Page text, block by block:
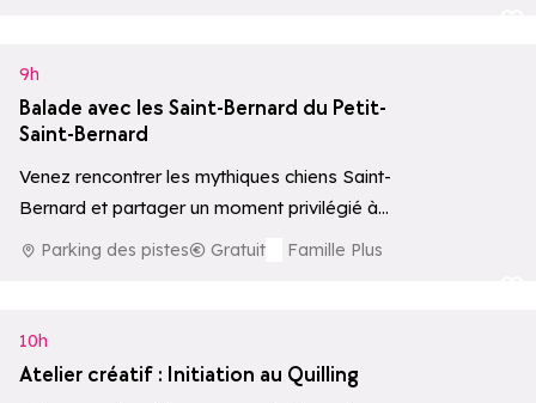
9h
Balade avec les Saint-Bernard du Petit-
Saint-Bernard
Venez rencontrer les mythiques chiens Saint-
Bernard et partager un moment privilégié à
leurs côtés, avec possibilité de balade
Parking des pistes Gratuit
Famille Plus
10h
Atelier créatif : Initiation au Quilling